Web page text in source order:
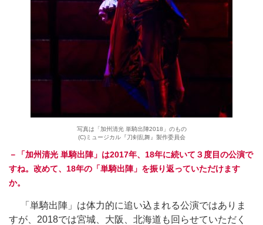
写真は「加州清光 単騎出陣2018」のもの
(C)ミュージカル『刀剣乱舞』製作委員会
－「加州清光 単騎出陣」は2017年、18年に続いて３度目の公演で
すね。改めて、18年の「単騎出陣」を振り返っていただけます
か。
「単騎出陣」は体力的に追い込まれる公演ではありま
すが、2018では宮城、大阪、北海道も回らせていただく